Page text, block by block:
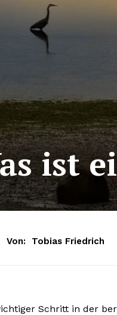
ist
Von: Tobias Friedrich
Schritt in der